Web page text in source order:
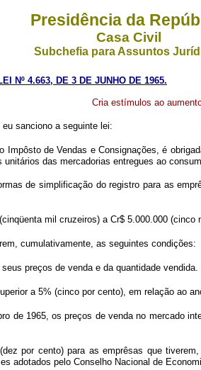
Presidência da
Casa Civil
Subchefia para Assuntos
Nº 4.663, DE 3 DE JUNHO DE 1965.
Cria estímulos ao
sanciono a seguinte lei:
de Vendas e Consignações, é
unitários das mercadorias entregues ao
de simplificação do registro para as
mil cruzeiros) a Cr$ 5.000.000 (cinco
cumulativamente, as seguintes condições:
preços de venda e da quantidade vendida.
a 5% (cinco por cento), em relação ao
de 1965, os preços de venda no mercado
por cento) para as emprêsas que
adotados pelo Conselho Nacional de